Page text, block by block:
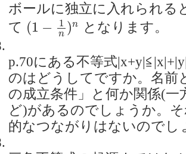
ボールに独立に入れられる
て (1 − 1
n )n
(1 1n) n
となります。
p.70にある不等式
のはどうしてですか。名前
の成立条件」と何か関係(
ど)があるのでしょうか。
的なつながりはないのでし